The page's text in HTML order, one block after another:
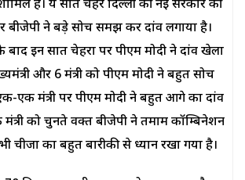
है। ये सात चेहरे दिल्ली की नई सरकार की
बीजेपी ने बड़े सोच समझ कर दांव लगाया है।
इन सात चेहरों पर पीएम मोदी ने दांव खेला
और 6 मंत्री को पीएम मोदी ने बहुत सोच
एक मंत्री पर पीएम मोदी ने बहुत आगे का दांव
को चुनते वक्त बीजेपी ने तमाम कॉम्बिनेशन
चीजों का बहुत बारीकी से ध्यान रखा गया है।